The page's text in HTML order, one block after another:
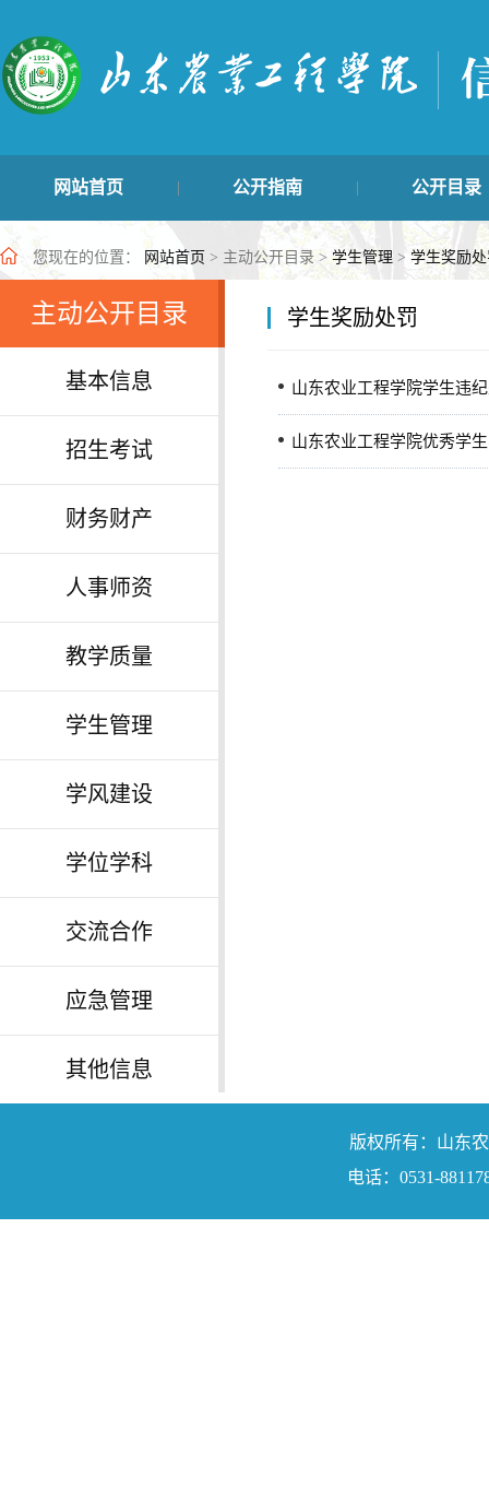
网站首页 公开指南 公开目录
学生管理类 | 主动公开目录 | 最新公开信
您现在的位置： 网站首页 > 主动公开目录 > 学生管理 > 学生奖励
主动公开目录
基本信息
招生考试
财务财产
人事师资
教学质量
学生管理
学风建设
学位学科
交流合作
应急管理
其他信息
学生奖励处罚
山东农业工程学院学生违
山东农业工程学院优秀学
版权所有：山东
电话：0531-